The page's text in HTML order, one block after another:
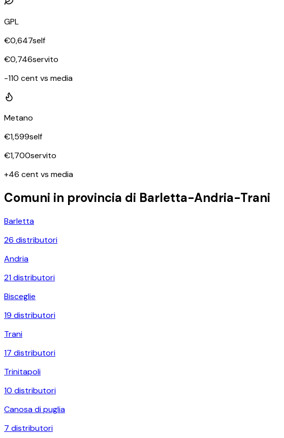
GPL
€0,647self
€0,746servito
-110 cent vs media
Metano
€1,599self
€1,700servito
+46 cent vs media
Comuni in provincia di Barletta-Andria-Trani
Barletta
26 distributori
Andria
21distributori
Bisceglie
19 distributori
Trani
17 distributori
Trinitapoli
10 distributori
Canosa di puglia
7 distributori